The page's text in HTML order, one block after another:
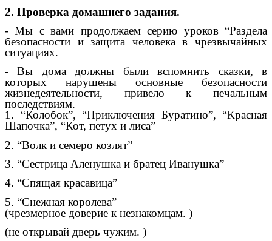
2. Проверка домашнего задания.
- Мы с вами продолжаем серию уроков “Раздела
безопасности и защита человека в чрезвычайных
ситуациях.
- Вы дома должны были вспомнить сказки, в
которых нарушены основные безопасности
жизнедеятельности, привело к печальным
последствиям.
1. “Колобок”, “Приключения Буратино”, “Красная
Шапочка”, “Кот, петух и лиса”
2. “Волк и семеро козлят”
3. “Сестрица Аленушка и братец Иванушка”
4. “Спящая красавица”
5. “Снежная королева”
(чрезмерное доверие к незнакомцам. )
(не открывай дверь чужим. )